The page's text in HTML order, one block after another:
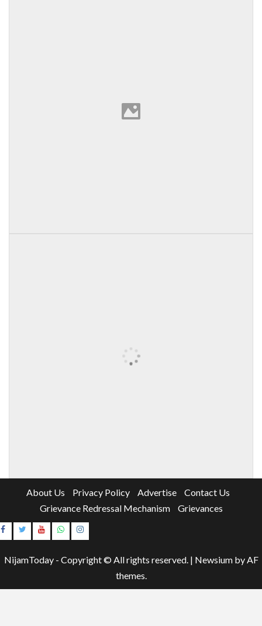
About Us Privacy Policy Advertise
Contact Us
Grievance Redressal Mechanism
Grievances
Instagram
NijamToday - Copyright © All rights reserved. | Newsiumby AF
themes.